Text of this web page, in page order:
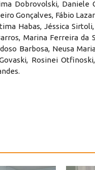
Dobrovolski, Daniele
Gonçalves, Fábio
Habas, Jéssica
Marina Ferreira da
Barbosa, Neusa
Rosinei